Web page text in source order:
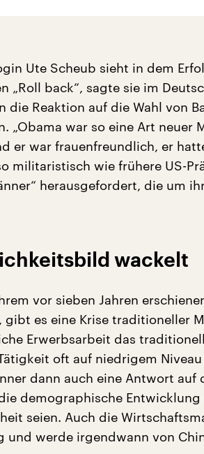
Ute Scheub sieht in dem
„Roll back“, sagte sie im
die Reaktion auf die Wahl von
„Obama war so eine Art neuer
er war frauenfreundlich, er
militaristisch wie frühere US-
herausgefordert, die um
wackelt
vor sieben Jahren
gibt es eine Krise traditioneller
Erwerbsarbeit das
oft auf niedrigem
dann auch eine Antwort auf
demographische
seien. Auch die
und werde irgendwann von